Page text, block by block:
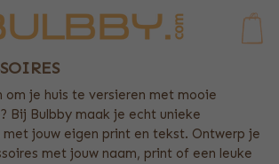
om je huis te versieren met mooie
Bij Bulbby maak je echt unieke
met jouw eigen print en tekst. Ontwerp je
met jouw naam, print of een leuke